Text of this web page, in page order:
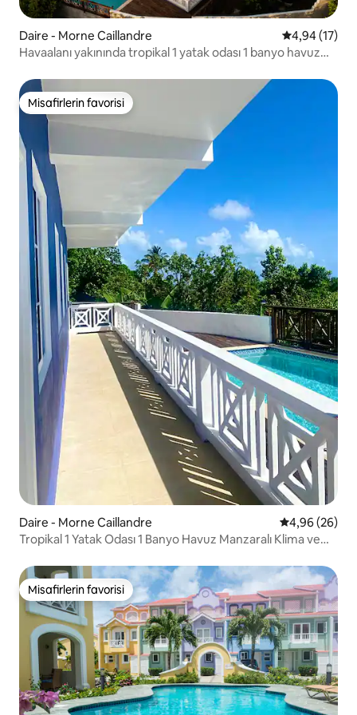
Daire - Morne Caillandre 5 üzerinden
4,94 (17)
Havaalanı yakınında tropikal 1 yatak odası 1 banyo havuz
Misafirlerin favorisi
Misafirlerin favorisi
Daire - Morne Caillandre 5 üzerinden
4,96 (26)
Tropikal 1 Yatak Odası 1 Banyo Havuz Manzaralı Klima ve
Misafirlerin favorisi
Misafirlerin favorisi